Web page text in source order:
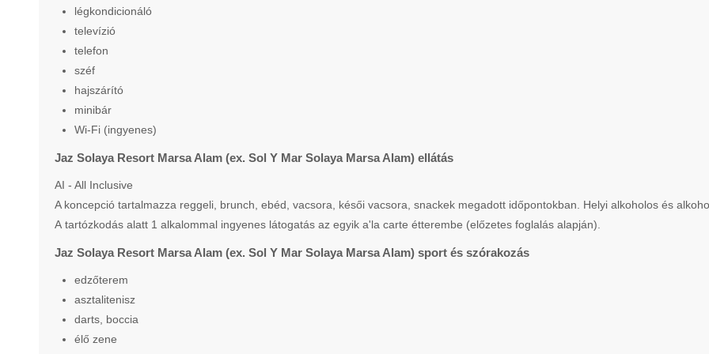
légkondicionáló
televízió
telefon
széf
hajszárító
minibár
Wi-Fi (ingyenes)
Jaz Solaya Resort Marsa Alam (ex. Sol Y Mar Solaya Marsa Alam) ellátás
AI - All Inclusive
A koncepció tartalmazza reggeli, brunch, ebéd, vacsora, késői vacsora, snackek megadott időpontokban. Helyi alkoholos és
A tartózkodás alatt 1 alkalommal ingyenes látogatás az egyik a'la carte étterembe (előzetes foglalás alapján).
Jaz Solaya Resort Marsa Alam (ex. Sol Y Mar Solaya Marsa Alam) sport és szórakozás
edzőterem
asztalitenisz
darts, boccia
élő zene